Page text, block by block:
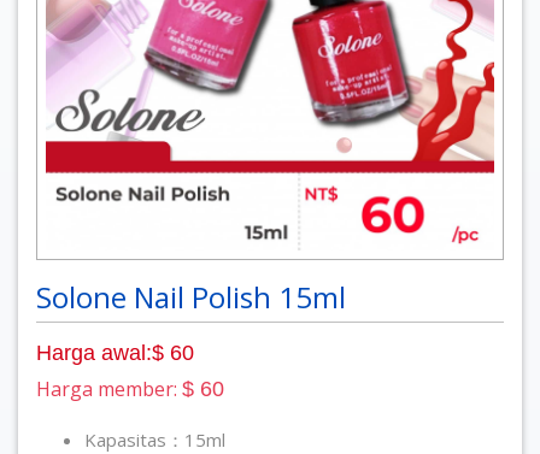
Solone Nail Polish 15ml
Harga awal:$ 60
Harga member: $ 60
Kapasitas：15ml